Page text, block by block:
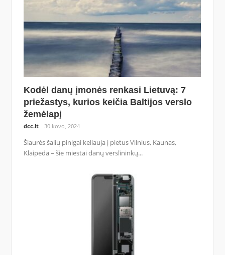
Kodėl danų įmonės renkasi Lietuvą: 7
priežastys, kurios keičia Baltijos verslo
žemėlapį
dcc.lt 30 kovo, 2024
Šiaurės šalių pinigai keliauja į pietus Vilnius, Kaunas,
Klaipėda – šie miestai danų verslininkų...